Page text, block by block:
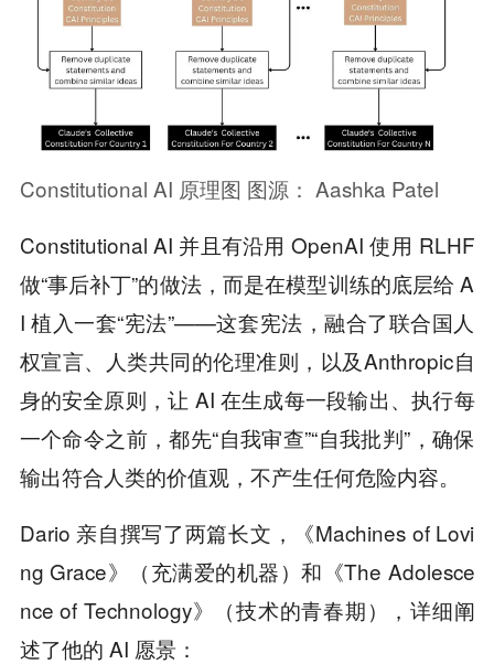
Constitutional AI 原理图 图源： Aashka Patel
Constitutional AI 并且有沿用 OpenAI 使用 RLHF
做“事后补丁”的做法，而是在模型训练的底层给 A
I 植入一套“宪法”——这套宪法，融合了联合国人
权宣言、人类共同的伦理准则，以及Anthropic自
身的安全原则，让 AI 在生成每一段输出、执行每
一个命令之前，都先“自我审查”“自我批判”，确保
输出符合人类的价值观，不产生任何危险内容。
Dario 亲自撰写了两篇长文，《Machines of Lovi
ng Grace》（充满爱的机器）和《The Adolesce
nce of Technology》（技术的青春期），详细阐
述了他的 AI 愿景：